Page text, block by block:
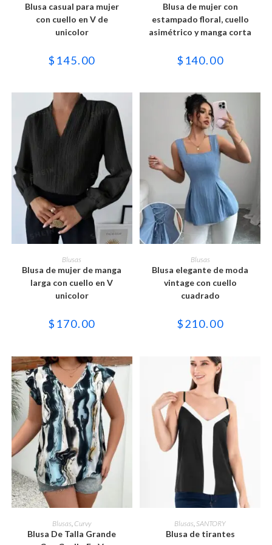
múltiples
variantes.
opciones
elegir
de
producto
Blusa casual para mujer
con cuello en V de
unicolor
$ 145.00
múltiples
variantes.
opciones
elegir
de
producto
Blusa de mujer con
estampado floral, cuello
asimétrico y manga corta
$ 140.00
SELECCIONAR OPCIONES
Este
tiene
múltiples
variantes.
opciones
elegir
de
producto
Blusas
Blusa de mujer de manga
larga con cuello en V
unicolor
$ 170.00
SELECCIONAR OPCIONES
Este
tiene
múltiples
variantes.
opciones
elegir
de
producto
Blusas
Blusa elegante de moda
vintage con cuello
cuadrado
$210.00
SELECCIONAR OPCIONES
Este
producto
tiene
múltiples
Blusas Curvy
Blusa De Talla Grande
SELECCIONAR OPCIONES
Este
producto
tiene
múltiples
Blusas SANTORY
Blusa de tirantes